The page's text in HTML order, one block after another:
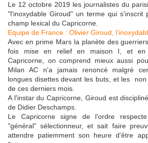
Le 12 octobre 2019 les journalistes du
"l'inoxydable Giroud" un terme qui s'inscrit
champ lexical du Capricorne.
Equipe de France : Olivier Giroud,
Avec en prime Mars la planète des
fois mise en relief en maison I, et en
Capricorne, on comprend mieux aussi
Milan AC n'a jamais renoncé malgré
longues disettes devant les buts, et les
de ces derniers mois.
A l'instar du Capricorne, Giroud est
de Didier Deschamps.
Le Capricorne signe de l'ordre
"général" sélectionneur, et sait faire
attendre patiemment son heure d'être